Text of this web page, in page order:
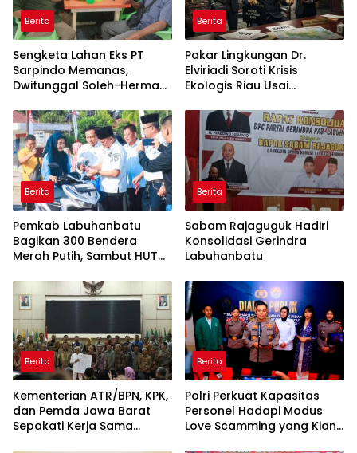
Berita
Sengketa Lahan Eks PT
Sarpindo Memanas,
Dwitunggal Soleh-Herman
ke Pulau Rupat
Berita
Pakar Lingkungan Dr.
Elviriadi Soroti Krisis
Ekologis Riau Usai
Monyet, Harimau, dan
Beruang Terhadap Warga
Berita
Pemkab Labuhanbatu
Bagikan 300 Bendera
Merah Putih, Sambut HUT
Berita
Sabam Rajaguguk Hadiri
Konsolidasi Gerindra
Labuhanbatu
Berita
Kementerian ATR/BPN, KPK,
dan Pemda Jawa Barat
Sepakati Kerja Sama
Berita
Polri Perkuat Kapasitas
Personel Hadapi Modus
Love Scamming yang Kian